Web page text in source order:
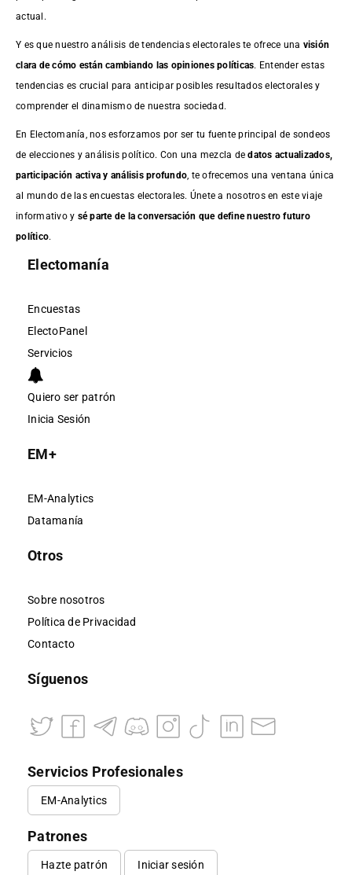
actual.
Y es que nuestro análisis de tendencias electorales te ofrece una visión
clara de cómo están cambiando las opiniones políticas. Entender estas
tendencias es crucial para anticipar posibles resultados electorales y
comprender el dinamismo de nuestra sociedad.
En Electomanía, nos esforzamos por ser tu fuente principal de sondeos
de elecciones y análisis político. Con una mezcla dedatos actualizados,
participación activa y análisis profundo , te ofrecemos una ventana única
al mundo de las encuestas electorales. Únete a nosotros en este viaje
informativo y sé parte de la conversación que define nuestro futuro
político.
Electomanía
Encuestas
ElectoPanel
Servicios
Quiero ser patrón
Inicia Sesión
EM+
EM-Analytics
Datamanía
Otros
Sobre nosotros
Política de Privacidad
Contacto
Síguenos
Servicios Profesionales
EM-Analytics
Patrones
Hazte patrón Iniciar sesión